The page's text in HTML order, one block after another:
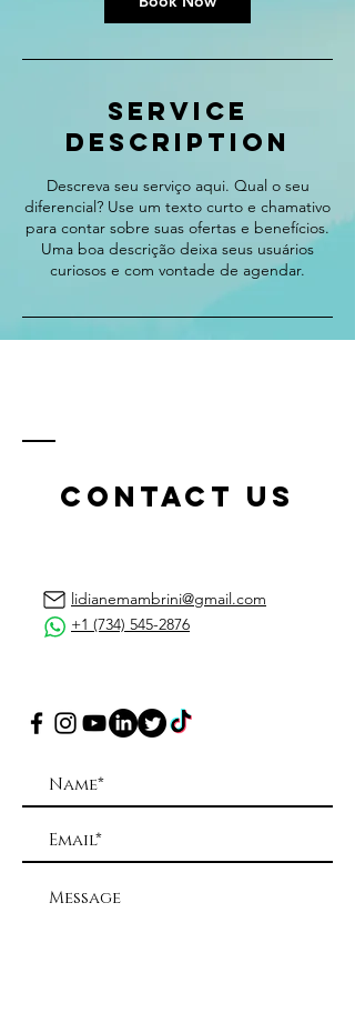
Service
Description
Descreva seu serviço aqui. Qual o seu
diferencial? Use um texto curto e chamativo
para contar sobre suas ofertas e benefícios.
Uma boa descrição deixa seus usuários
curiosos e com vontade de agendar.
CONTACT US
lidianemambrini@gmail.com
+1 (734) 545-2876